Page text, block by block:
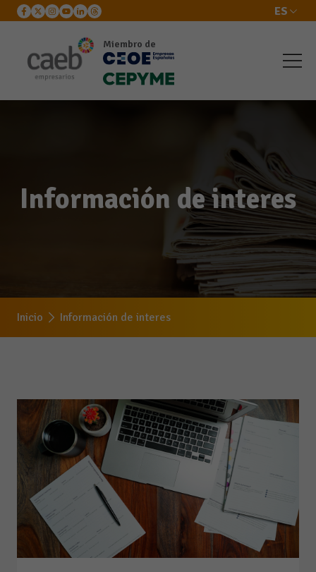
ES
Miembro de
Información de interes
Inicio Información de interes